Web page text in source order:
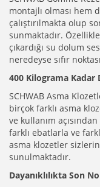
montajlı olması hem
çalıştırılmakta olup
sunmaktadır.
çıkardığı su dolum
neredeyse sıfır
400 Kilograma Kadar
SCHWAB Asma
birçok farklı asma
ve kullanım
farklı ebatlarla ve
asma klozetler
sunulmaktadır.
Dayanıklılıkta Son